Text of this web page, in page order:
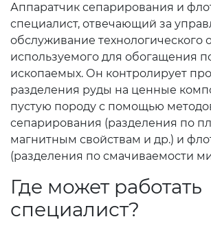
Аппаратчик сепарирования и
специалист, отвечающий за
обслуживание технологического
используемого для обогащения
ископаемых. Он контролирует
разделения руды на ценные
пустую породу с помощью
сепарирования (разделения по
магнитным свойствам и др.) и
(разделения по смачиваемости
Где может работать
специалист?